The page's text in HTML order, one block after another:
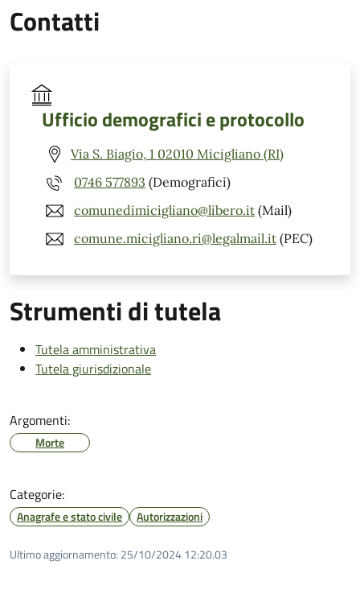
Contatti
Ufficio demografici e protocollo
Via S. Biagio, 1 02010 Micigliano (RI)
0746 577893 (Demografici)
comunedimicigliano@libero.it (Mail)
comune.micigliano.ri@legalmail.it (PEC)
Strumenti di tutela
Tutela amministrativa
Tutela giurisdizionale
Argomenti:
Morte
Categorie:
Anagrafe e stato civile Autorizzazioni
Ultimo aggiornamento: 25/10/2024 12:20.03